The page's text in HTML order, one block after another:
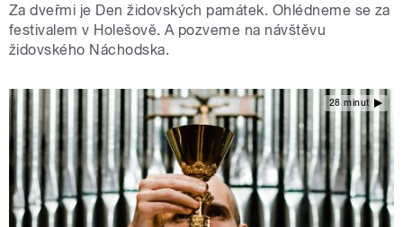
Za dveřmi je Den židovských památek. Ohlédneme se za
festivalem v Holešově. A pozveme na návštěvu
židovského Náchodska.
28 minut